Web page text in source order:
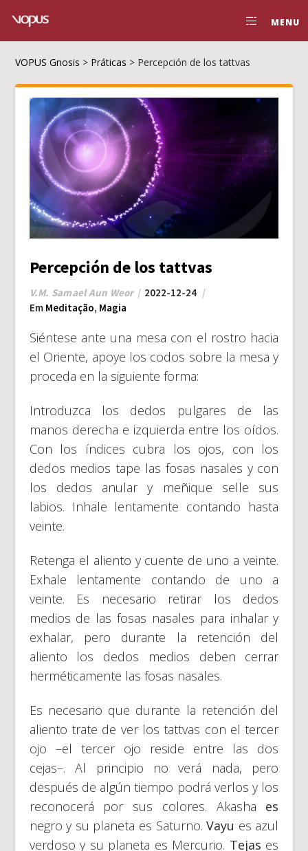
MENU
VOPUS Gnosis > Práticas > Percepción de los tattvas
Percepción de los tattvas
V.M. Samael Aun Weor
2022-12-24
Em Meditação, Magia
Siéntese ante una mesa con el rostro hacia
el Oriente, apoye los codos sobre la mesa y
proceda en la siguiente forma:
Introduzca los dedos pulgares de las
manos derecha e izquierda entre los oídos.
Con los índices cubra los ojos, con los
dedos medios tape las fosas nasales y con
los dedos anular y meñique selle sus
labios. Inhale lentamente contando hasta
veinte.
Retenga el aliento y cuente de uno a veinte.
Exhale lentamente contando de uno a
veinte. Es necesario retirar los dedos
medios de las fosas nasales para inhalar y
exhalar, pero durante la retención del
aliento los dedos medios deben cerrar
herméticamente las fosas nasales.
Es necesario que durante la retención del
aliento trate de ver los tattvas con el tercer
ojo –el tercer ojo reside entre las dos
cejas–. Al principio no verá nada, pero
después de algún tiempo podrá verlos y los
reconocerá por sus colores. Akasha es
negro y su planeta es Saturno.Vayu es azul
verdoso y su planeta es Mercurio. Tejas es